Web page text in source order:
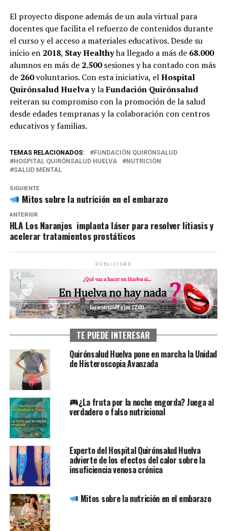
El proyecto dispone además de un aula virtual para
docentes que facilita el refuerzo de contenidos durante
el curso y el acceso a materiales educativos. Desde su
inicio en 2018, Stay Healthyha llegado a más de 68.000
alumnos en más de 2.500sesiones y ha contado con más
de 260voluntarios. Con esta iniciativa, elHospital
Quirónsalud Huelvay laFundación Quirónsalud
reiteran su compromiso con la promoción de la salud
desde edades tempranas y la colaboración con centros
educativos y familias.
TEMAS RELACIONADOS:
FUNDACIÓN QUIRÓNSALUD
HOSPITAL QUIRÓNSALUD HUELVA
NUTRICIÓN
SALUD MENTAL
SIGUIENTE
Mitos sobre la nutrición en el embarazo
ANTERIOR
HLA Los Naranjos implanta láser para resolver litiasis y
acelerar tratamientos prostáticos
PUBLICIDAD
TE PUEDE INTERESAR
Quirónsalud Huelva pone en marcha la Unidad
de Histeroscopia Avanzada
¿La fruta por la noche engorda? Juega al
verdadero o falso nutricional
Experto del Hospital Quirónsalud Huelva
advierte de los efectos del calor sobre la
insuficiencia venosa crónica
Mitos sobre la nutrición en el embarazo